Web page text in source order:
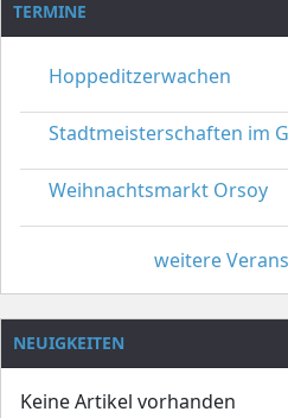
TERMINE
Hoppeditzerwachen
Stadtmeisterschaften im Gardetanz
Weihnachtsmarkt Orsoy
weitere
NEUIGKEITEN
Keine Artikel vorhanden